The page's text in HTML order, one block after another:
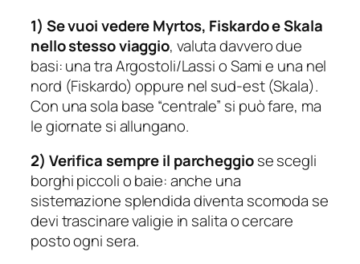
1) Se vuoi vedere Myrtos, Fiskardo e Skala
nello stesso viaggio, valuta davvero due
basi: una tra Argostoli/Lassi o Sami e una nel
nord (Fiskardo) oppure nel sud-est (Skala).
Con una sola base “centrale” si può fare, ma
le giornate si allungano.
2) Verifica sempre il parcheggiose scegli
borghi piccoli o baie: anche una
sistemazione splendida diventa scomoda se
devi trascinare valigie in salita o cercare
posto ogni sera.